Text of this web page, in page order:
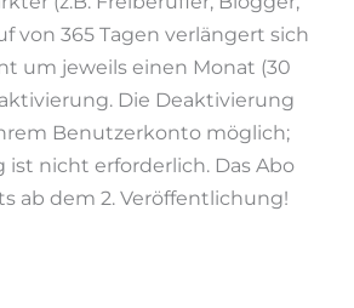
von 365 Tagen verlängert sich
um jeweils einen Monat (30
Die Deaktivierung
Benutzerkonto möglich;
nicht erforderlich. Das Abo
ab dem 2. Veröffentlichung!